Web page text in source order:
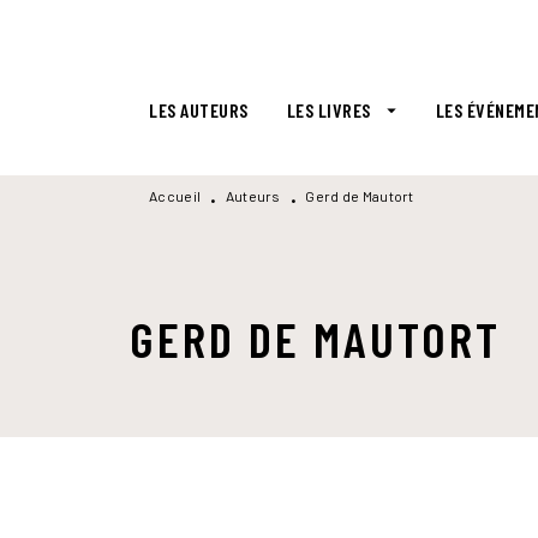
LES AUTEURS LES LIVRES arrow_drop_down LES
Accueil • Auteurs • Gerd de Mautort
GERD DE MAUTORT